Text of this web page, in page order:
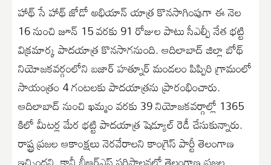
హాథ్ సే హాథ్ జోడో అభియాన్ యాత్ర కొనసాగింపుగా ఈ నెల
16 నుంచి జూన్ 15 వరకు 91 రోజుల పాటు సీఎల్పీ నేత భట్టి
విక్రమార్క పాదయాత్ర కొనసాగనుంది. ఆదిలాబాద్ జిల్లా బోథ్
నియోజకవర్గంలోని బజార్ హత్నూర్ మండలం పిప్పిరి గ్రామంలో
సాయంత్రం 4 గంటలకు పాదయాత్రను ప్రారంభించారు.
ఆదిలాబాద్ నుంచి ఖమ్మం వరకు 39 నియోజకవర్గాల్లో 1365
కిలో మీటర్ల మేర భట్టి పాదయాత్ర షెడ్యూల్ రెడీ చేసుకున్నారు.
రాష్ట్ర ప్రజల ఆకాంక్షలు నెరవేరాలని కాంగ్రెస్ పార్టీ తెలంగాణ